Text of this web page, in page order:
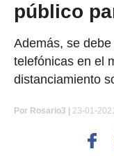
público
Además, se
telefónicas en el
distanciamiento
Por Rosario3 | 23-01-